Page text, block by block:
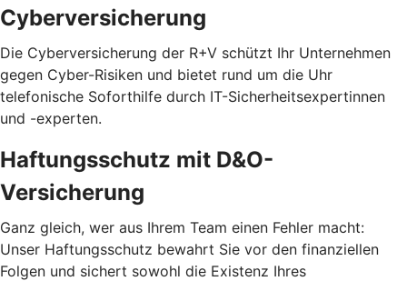
Cyberversicherung
Die Cyberversicherung der R+V schützt Ihr Unternehmen
gegen Cyber-Risiken und bietet rund um die Uhr
telefonische Soforthilfe durch IT-Sicherheitsexpertinnen
und -experten.
Haftungsschutz mit D&O-
Versicherung
Ganz gleich, wer aus Ihrem Team einen Fehler macht:
Unser Haftungsschutz bewahrt Sie vor den finanziellen
Folgen und sichert sowohl die Existenz Ihres